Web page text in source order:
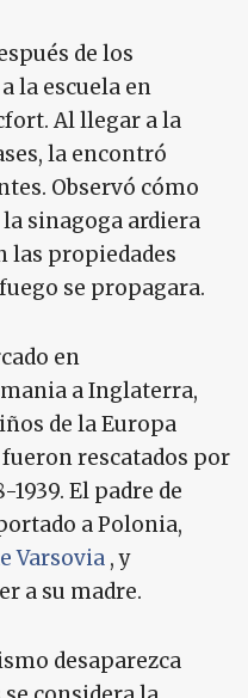
de los
la escuela en
Al llegar a la
la encontró
Observó cómo
sinagoga ardiera
las propiedades
se propagara.
en
a Inglaterra,
de la Europa
rescatados por
El padre de
a Polonia,
Varsovia , y
a su madre.
desaparezca